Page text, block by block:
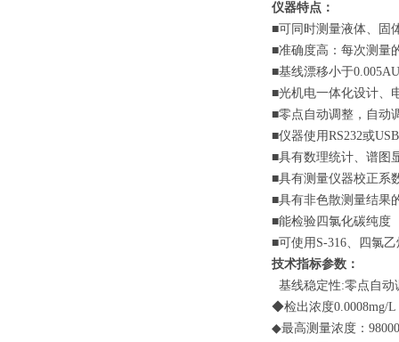
仪器特点：
■可同时测量液体、固
■准确度高：每次测量
■基线漂移小于
■光机电一体化设计、
■零点自动调整，自动
■仪器使用RS232或
■具有数理统计、谱图
■具有测量仪器校正系
■具有非色散测量结果
■能检验四氯化碳纯度
■可使用S-316、四氯
技术指标参数：
基线稳定性:零点自动
◆检出浓度0.0008mg/
◆最高测量浓度：